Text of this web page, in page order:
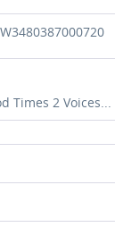
Times 2 Voices...